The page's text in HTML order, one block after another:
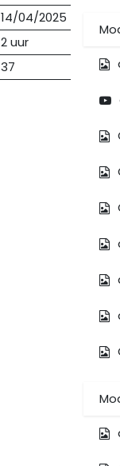
14/04/2025
2 uur
37